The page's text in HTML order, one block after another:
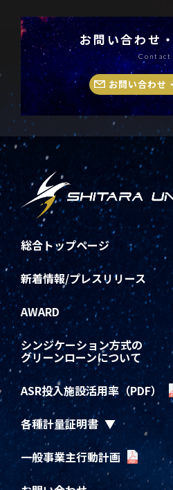
お問い合わせ
Contact
お問い合わせ
総合トップページ
新着情報/プレスリリース
AWARD
シンジケーション方式の
グリーンローンについて
ASR投入施設活用率（PDF）
各種計量証明書
一般事業主行動計画